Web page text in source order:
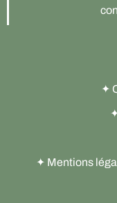
✦
✦ Mentions